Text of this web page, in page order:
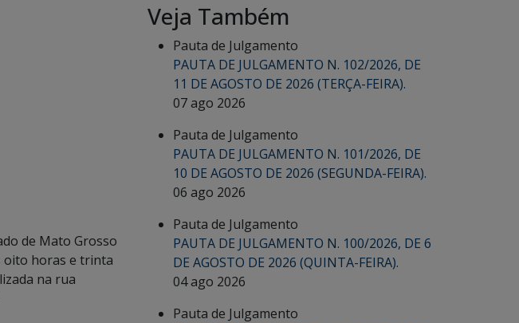
de Mato Grosso
oito horas e trinta
na rua
Veja Também
Pauta de Julgamento
PAUTA DE JULGAMENTO N. 102/2026, DE
11 DE AGOSTO DE 2026 (TERÇA-FEIRA).
07 ago 2026
Pauta de Julgamento
PAUTA DE JULGAMENTO N. 101/2026, DE
10 DE AGOSTO DE 2026 (SEGUNDA-FEIRA).
06 ago 2026
Pauta de Julgamento
PAUTA DE JULGAMENTO N. 100/2026, DE 6
DE AGOSTO DE 2026 (QUINTA-FEIRA).
04 ago 2026
Pauta de Julgamento